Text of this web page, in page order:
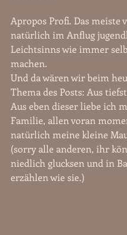
Apropos Profi. Das meiste
natürlich im Anflug
Leichtsinns wie immer
machen.
Und da wären wir beim
Thema des Posts: Aus
Aus eben dieser liebe ich
Familie, allen voran
natürlich meine kleine
(sorry alle anderen, ihr
niedlich glucksen und in
erzählen wie sie.)